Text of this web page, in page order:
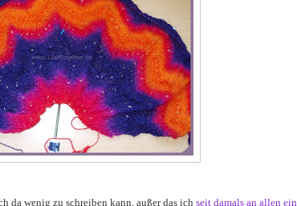
da wenig zu schreiben kann, außer das ich seit damals an allen ein